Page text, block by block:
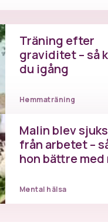
Träning efter
graviditet – så
du igång
Hemmaträning
Malin blev
från arbetet –
hon bättre med
Mental hälsa